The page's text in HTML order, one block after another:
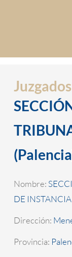
Juzgados
Nombre:
DE
Dirección:
Provincia: